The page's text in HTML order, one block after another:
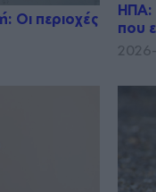
Οι περιοχές
ΗΠΑ:
που